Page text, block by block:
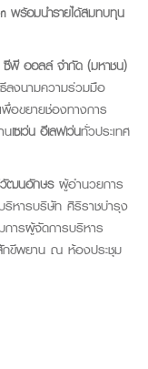
พร้อมนำรายได้สมทบทุน
พี ออลล์ จำกัด (มหาชน)
ธีลงนามความร่วมมือ
เพื่อขยายช่องทางการ
นเซเว่น อีเลฟเว่นทั่วประเทศ
ฒนอักษรผู้อำนวยการ
หารบริษัท ศิริราชบำรุง
ารผู้จัดการบริหาร
ขีพยาน ณ ห้องประชุม